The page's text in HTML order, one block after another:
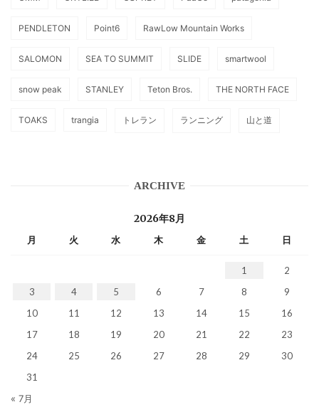
PENDLETON Point6 RawLow Mountain Works
SALOMON SEA TO SUMMIT SLIDE smartwool
snow peak STANLEY Teton Bros. THE NORTH FACE
TOAKS trangia トレラン ランニング 山と道
ARCHIVE
2026年8月
月 火 水 木 金 土 日
1
2
3
4 5 6 7 8
9
10
11 12 13 14 15
16
17
18 19 20 21 22
23
24
25 26 27 28 29
30
31
« 7月